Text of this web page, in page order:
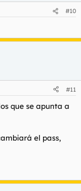
#10
#11
que se apunta a
el pass,